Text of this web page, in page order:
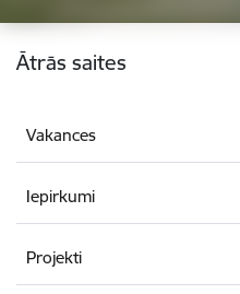
Kājene
Ātrās saites
Vakances
Iepirkumi
Projekti